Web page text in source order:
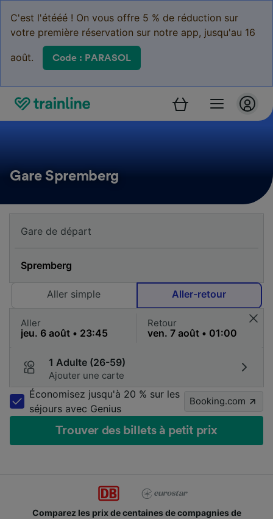
C'est l'étééé ! On vous offre 5 % de réduction sur
votre première réservation sur notre app, jusqu'au 16
août. Code : PARASOL
Gare Spremberg
Aller simple Aller-retour
Aller Retour
1 Adulte (26-59)
Ajouter une carte
Économisez jusqu'à 20 % sur les
séjours avec Genius
Booking.com
Trouver des billets à petit prix
Comparez les prix de centaines de compagnies de